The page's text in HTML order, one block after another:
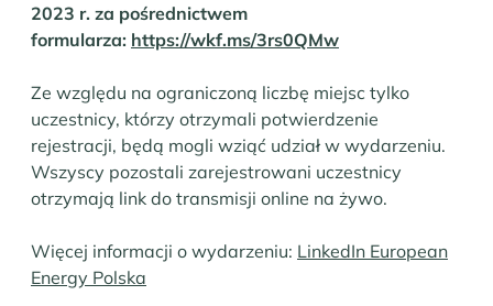
2023 r. za pośrednictwem
formularza: https://wkf.ms/3rs0QMw
Ze względu na ograniczoną liczbę miejsc tylko
uczestnicy, którzy otrzymali potwierdzenie
rejestracji, będą mogli wziąć udział w wydarzeniu.
Wszyscy pozostali zarejestrowani uczestnicy
otrzymają link do transmisji online na żywo.
Więcej informacji o wydarzeniu: LinkedIn European
Energy Polska